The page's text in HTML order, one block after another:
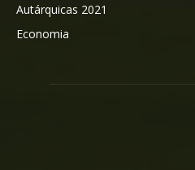
Autárquicas 2021
Economia